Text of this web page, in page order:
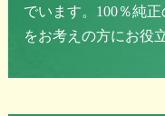
でいます。100％純
をお考えの方にお役